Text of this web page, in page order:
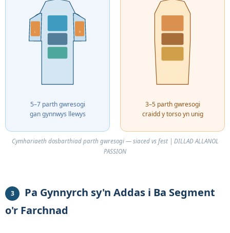
L R
5–7 parth gwresogi
gan gynnwys llewys
3–5 parth gwresogi
craidd y torso yn unig
Cymhariaeth dosbarthiad parth gwresogi — siaced vs fest | DILLAD ALLANOL
PASSION
3
Pa Gynnyrch sy'n Addas i Ba Segment
o'r Farchnad